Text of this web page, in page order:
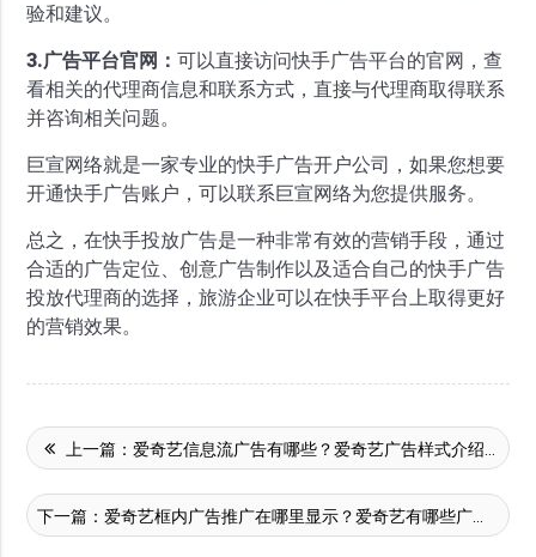
验和建议。
3.广告平台官网：可以直接访问快手广告平台的官网，查
看相关的代理商信息和联系方式，直接与代理商取得联系
并咨询相关问题。
巨宣网络就是一家专业的快手广告开户公司，如果您想要
开通快手广告账户，可以联系巨宣网络为您提供服务。
总之，在快手投放广告是一种非常有效的营销手段，通过
合适的广告定位、创意广告制作以及适合自己的快手广告
投放代理商的选择，旅游企业可以在快手平台上取得更好
的营销效果。
上一篇：爱奇艺信息流广告有哪些？爱奇艺广告样式介绍！
下一篇：爱奇艺框内广告推广在哪里显示？爱奇艺有哪些广告样式？